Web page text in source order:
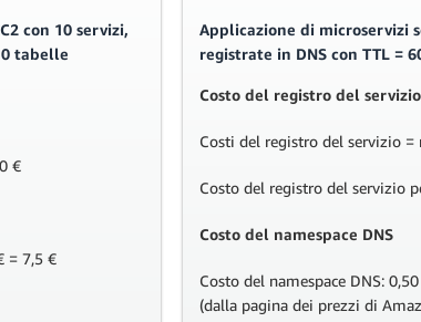
con 10 servizi,
tabelle
€
= 7,5 €
Applicazione di microservizi
registrate in DNS con TTL =
Costo del registro del servizio
Costi del registro del servizio
Costo del registro del servizio
Costo del namespace DNS
Costo del namespace DNS:
(dalla pagina dei prezzi di